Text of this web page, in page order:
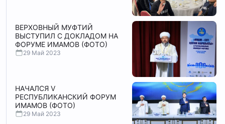
ВЕРХОВНЫЙ МУФТИЙ
ВЫСТУПИЛ С ДОКЛАДОМ НА
ФОРУМЕ ИМАМОВ (ФОТО)
29 Май 2023
НАЧАЛСЯ V
РЕСПУБЛИКАНСКИЙ ФОРУМ
ИМАМОВ (ФОТО)
29 Май 2023